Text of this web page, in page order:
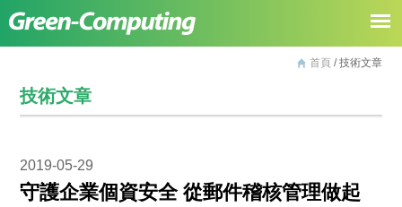
首頁/ 技術文章
技術文章
2019-05-29
守護企業個資安全 從郵件稽核管理做起